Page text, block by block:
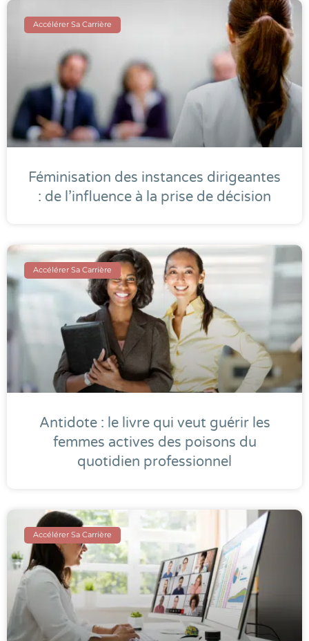
Accélérer Sa Carrière
Féminisation des instances dirigeantes
: de l’influence à la prise de décision
Accélérer Sa Carrière
Antidote : le livre qui veut guérir les
femmes actives des poisons du
quotidien professionnel
Accélérer Sa Carrière